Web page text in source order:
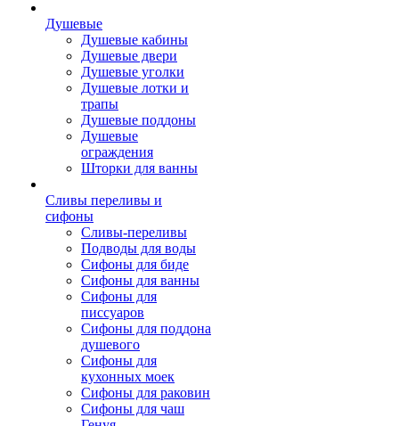
Душевые
Душевые кабины
Душевые двери
Душевые уголки
Душевые лотки и
трапы
Душевые поддоны
Душевые
ограждения
Шторки для ванны
Сливы переливы и
сифоны
Сливы-переливы
Подводы для воды
Сифоны для биде
Сифоны для ванны
Сифоны для
писсуаров
Сифоны для поддона
душевого
Сифоны для
кухонных моек
Сифоны для раковин
Сифоны для чаш